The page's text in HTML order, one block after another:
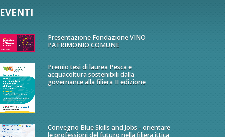
EVENTI
Presentazione Fondazione VINO
PATRIMONIO COMUNE
Premio tesi di laurea Pesca e
acquacoltura sostenibili dalla
governance alla filiera II edizione
Convegno Blue Skills and Jobs - orientare
le professioni del futuro nella filiera ittica